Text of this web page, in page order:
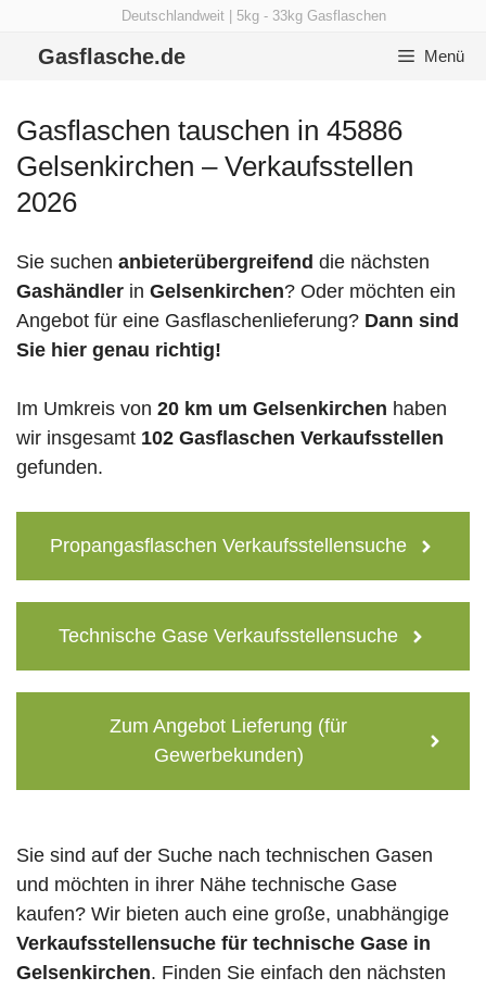
Deutschlandweit | 5kg - 33kg Gasflaschen
Gasflasche.de Menü
Gasflaschen tauschen in 45886
Gelsenkirchen – Verkaufsstellen
2026
Sie suchen anbieterübergreifend die nächsten
Gashändler in Gelsenkirchen? Oder möchten ein
Angebot für eine Gasflaschenlieferung? Dann sind
Sie hier genau richtig!
Im Umkreis von 20 km um Gelsenkirchen haben
wir insgesamt 102 Gasflaschen Verkaufsstellen
gefunden.
Propangasflaschen Verkaufsstellensuche
Technische Gase Verkaufsstellensuche
Zum Angebot Lieferung (für
Gewerbekunden)
Sie sind auf der Suche nach technischen Gasen
und möchten in ihrer Nähe technische Gase
kaufen? Wir bieten auch eine große, unabhängige
Verkaufsstellensuche für technische Gase in
Gelsenkirchen. Finden Sie einfach den nächsten